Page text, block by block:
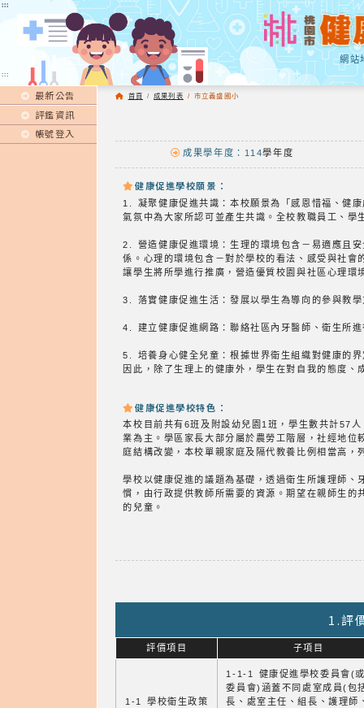
:::
網站
:::
最新公告
評鑑資訊
帳號登入
首頁 / 成果列表 / 市立義盛國小
成果學年度：114學年度
健康促進學校願景：
1. 凝聚健康促進共識：本校願景為「感恩惜福、健
氣氛中為大家所認可並產生共識。全校教職員工、
2. 營造健康促進環境：生理的環境包含－易適應且
係。心理的環境包含－對於學校的看法、感受與社
讓學生將所學進行推廣，營造優質校園與社區心理環
3. 落實健康促進生活：發展以學生為導向的參與教
4. 建立健康促進網路：聯絡社區內牙醫師、衛生所
5. 培養身心健全兒童：根據世界衛生組織對健康的
因此，除了生理上的健康外，學生在對自我的態度
健康促進學校特色：
本校目前共有6班及附設幼兒園1班，學生數共計57
業為主。學區家長大部分屬於農勞工階層，社經地
庭結構改變，本校單親家庭及隔代教養比例相當高
學校以健康促進的議題為基礎，透過衛生所護理師
慣，由行政提供教師所需要的資源。期望在親師生
的兒童。
1.評
評價項目 子項目
1-1 學校衛生政策
1-1-1 健康促進學校委員會(
委員會)涵蓋不同處室成員(包
長、處室主任、組長、護理師
:::